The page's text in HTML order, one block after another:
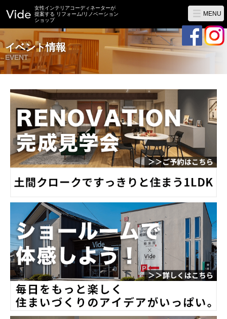
女性インテリアコーディネーターが
提案する リフォーム/リノベーション
ショップ
イベント情報
EVENT
MENU